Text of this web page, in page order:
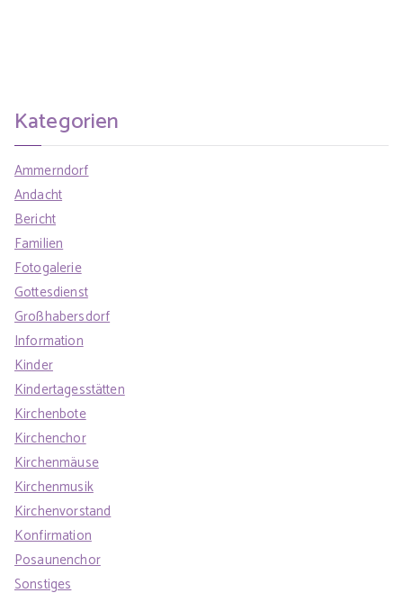
Kategorien
Ammerndorf
Andacht
Bericht
Familien
Fotogalerie
Gottesdienst
Großhabersdorf
Information
Kinder
Kindertagesstätten
Kirchenbote
Kirchenchor
Kirchenmäuse
Kirchenmusik
Kirchenvorstand
Konfirmation
Posaunenchor
Sonstiges